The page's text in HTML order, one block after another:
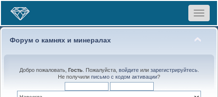
Toggle
Форум о камнях и минералах
Добро пожаловать, Гость. Пожалуйста, войдитеили зарегистрируйтесь.
Не получили письмо с кодом активации?